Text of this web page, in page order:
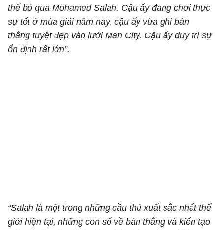
thể bỏ qua Mohamed Salah. Cậu ấy đang chơi thực
sự tốt ở mùa giải năm nay, cậu ấy vừa ghi bàn
thắng tuyệt đẹp vào lưới Man City. Cậu ấy duy trì sự
ổn định rất lớn”.
“Salah là một trong những cầu thủ xuất sắc nhất thế
giới hiện tại, những con số về bàn thắng và kiến tạo